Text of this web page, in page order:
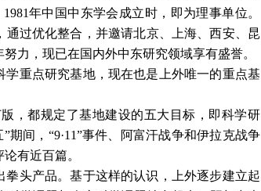
1981年中国中东学会成立时，即为理事单位。
通过优化整合，并邀请北京、上海、西安、昆
力，现已在国内外中东研究领域享有盛誉。
重点研究基地，现在也是上外唯一的重点基
，都规定了基地建设的五大目标，即科学研
”期间， “9·11”事件、阿富汗战争和伊拉克战争
有近百篇。
头产品。基于这样的认识，上外逐步建立起